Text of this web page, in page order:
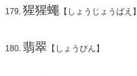
猩猩蠅 【しょうじょうばえ】
翡翠 【しょうびん】